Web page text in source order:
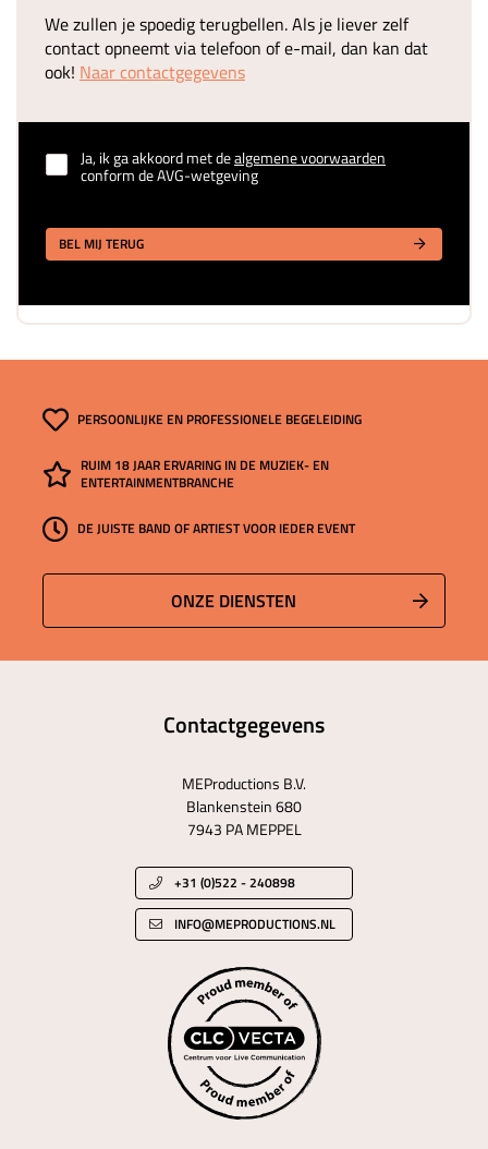
We zullen je spoedig terugbellen. Als je liever zelf
contact opneemt via telefoon of e-mail, dan kan dat
ook! Naar contactgegevens
Ja, ik ga akkoord met dealgemene voorwaarden
conform de AVG-wetgeving
BEL MIJ TERUG
PERSOONLIJKE EN PROFESSIONELE BEGELEIDING
RUIM 18 JAAR ERVARING IN DE MUZIEK- EN
ENTERTAINMENTBRANCHE
DE JUISTE BAND OF ARTIEST VOOR IEDER EVENT
ONZE DIENSTEN
Contactgegevens
MEProductions B.V.
Blankenstein 680
7943 PA MEPPEL
+31 (0)522 - 240898
INFO@MEPRODUCTIONS.NL